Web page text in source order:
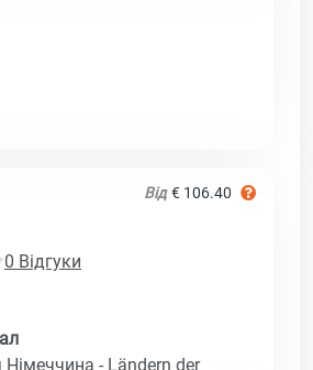
Від € 106.40
0 Відгуки
- Ländern der